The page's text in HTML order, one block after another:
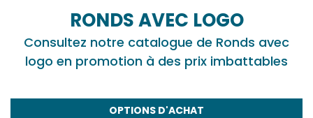
RONDS AVEC LOGO
Consultez notre catalogue de Ronds avec
logo en promotion à des prix imbattables
OPTIONS D'ACHAT